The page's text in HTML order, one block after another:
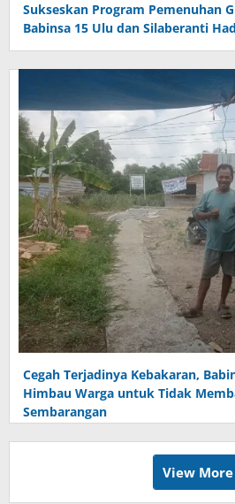
Sukseskan Program Pemenuhan
Babinsa 15 Ulu dan Silaberanti
Cegah Terjadinya Kebakaran,
Himbau Warga untuk Tidak
Sembarangan
View More